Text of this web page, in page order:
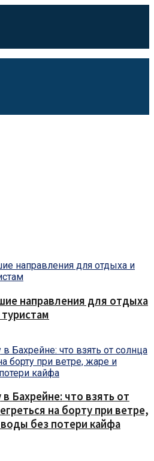
направления для отдыха
Бахрейне: что взять от
на борту при ветре,
без потери кайфа